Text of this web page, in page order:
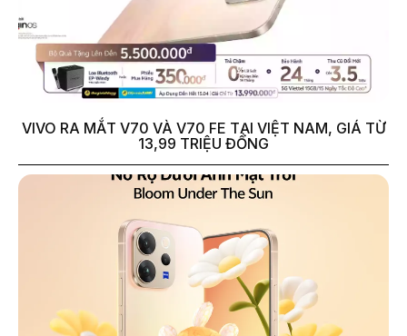
VIVO RA MẮT V70 VÀ V70 FE TẠI VIỆT NAM, GIÁ TỪ
13,99 TRIỆU ĐỒNG